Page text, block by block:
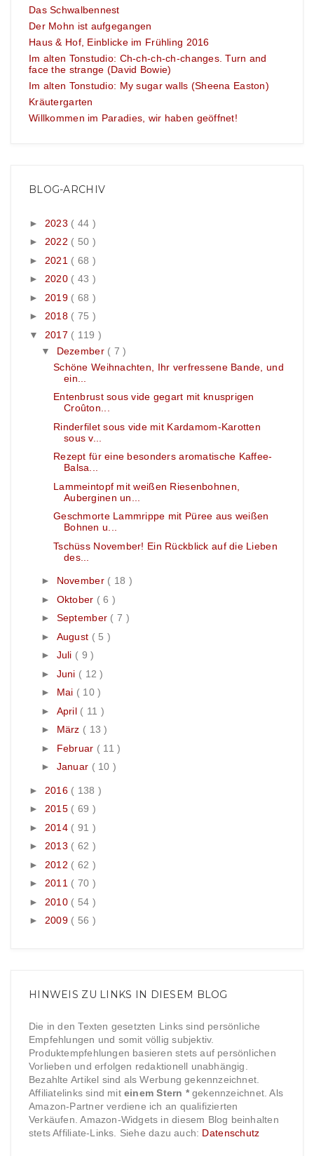
Das Schwalbennest
Der Mohn ist aufgegangen
Haus & Hof, Einblicke im Frühling 2016
Im alten Tonstudio: Ch-ch-ch-ch-changes. Turn and
face the strange (David Bowie)
Im alten Tonstudio: My sugar walls (Sheena Easton)
Kräutergarten
Willkommen im Paradies, wir haben geöffnet!
BLOG-ARCHIV
► 2023 ( 44 )
► 2022 ( 50 )
► 2021 ( 68 )
► 2020 ( 43 )
► 2019 ( 68 )
► 2018 ( 75 )
▼ 2017 ( 119 )
▼ Dezember ( 7 )
Schöne Weihnachten, Ihr verfressene Bande, und
ein...
Entenbrust sous vide gegart mit knusprigen
Croûton...
Rinderfilet sous vide mit Kardamom-Karotten
sous v...
Rezept für eine besonders aromatische Kaffee-
Balsa...
Lammeintopf mit weißen Riesenbohnen,
Auberginen un...
Geschmorte Lammrippe mit Püree aus weißen
Bohnen u...
Tschüss November! Ein Rückblick auf die Lieben
des...
► November ( 18 )
► Oktober ( 6 )
► September ( 7 )
► August ( 5 )
► Juli ( 9 )
► Juni ( 12 )
► Mai ( 10 )
► April ( 11 )
► März ( 13 )
► Februar ( 11 )
► Januar ( 10 )
► 2016 ( 138 )
► 2015 ( 69 )
► 2014 ( 91 )
► 2013 ( 62 )
► 2012 ( 62 )
► 2011 ( 70 )
► 2010 ( 54 )
► 2009 ( 56 )
HINWEIS ZU LINKS IN DIESEM BLOG
Die in den Texten gesetzten Links sind persönliche
Empfehlungen und somit völlig subjektiv.
Produktempfehlungen basieren stets auf persönlichen
Vorlieben und erfolgen redaktionell unabhängig.
Bezahlte Artikel sind als Werbung gekennzeichnet.
Affiliatelinks sind miteinem Stern *gekennzeichnet. Als
Amazon-Partner verdiene ich an qualifizierten
Verkäufen. Amazon-Widgets in diesem Blog beinhalten
stets Affiliate-Links. Siehe dazu auch: Datenschutz